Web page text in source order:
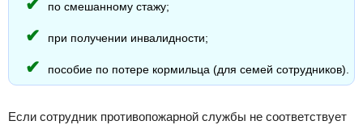
по смешанному стажу;
при получении инвалидности;
пособие по потере кормильца (для семей сотрудников).
Если сотрудник противопожарной службы не соответствует